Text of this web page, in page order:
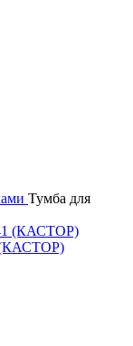
Тумба для
(КАСТОР)